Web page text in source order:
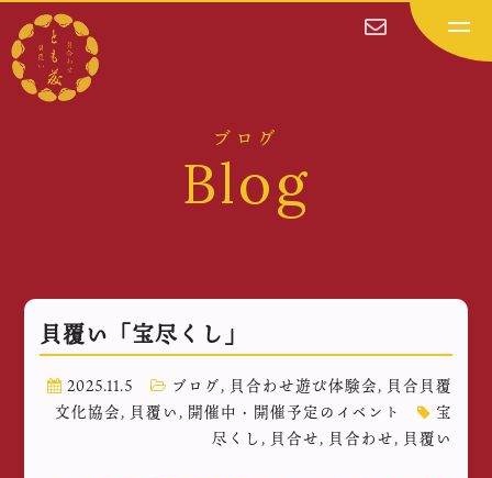
ブログ
Blog
貝覆い「宝尽くし」
2025.11.5 ブログ, 貝合わせ遊び体験会, 貝合貝覆
文化協会, 貝覆い , 開催中・開催予定のイベント
宝
尽くし , 貝合せ, 貝合わせ, 貝覆い